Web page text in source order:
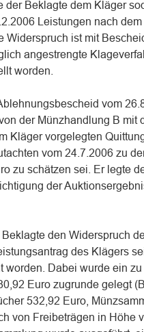
Beklagte dem Kläger
Leistungen nach dem
Widerspruch ist mit
angestrengte
worden.
vom
der Münzhandlung B mit
Kläger vorgelegten
vom 24.7.2006 zu
zu schätzen sei. Er legte
der
den Widerspruch
des Klägers
worden. Dabei wurde ein
Euro zugrunde gelegt
532,92 Euro,
von Freibeträgen in Höhe